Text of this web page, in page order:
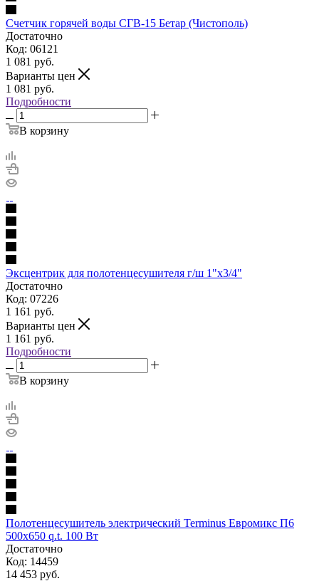
Счетчик горячей воды СГВ-15 Бетар (Чистополь)
Достаточно
Код: 06121
1 081 руб.
Варианты цен
1 081 руб.
Подробности
В корзину
Эксцентрик для полотенцесушителя г/ш 1"х3/4"
Достаточно
Код: 07226
1 161 руб.
Варианты цен
1 161 руб.
Подробности
В корзину
Полотенцесушитель электрический Terminus Евромикс П6
500х650 q.t. 100 Вт
Достаточно
Код: 14459
14 453 руб.